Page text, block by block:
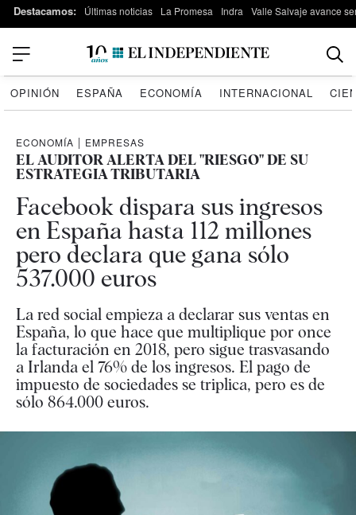
Destacamos: Últimas noticias La Promesa Indra Valle Salvaje avance
OPINIÓN ESPAÑA ECONOMÍA INTERNACIONAL
ECONOMÍA | EMPRESAS
EL AUDITOR ALERTA DEL "RIESGO" DE SU
ESTRATEGIA TRIBUTARIA
Facebook dispara sus ingresos
en España hasta 112 millones
pero declara que gana sólo
537.000 euros
La red social empieza a declarar sus ventas en
España, lo que hace que multiplique por once
la facturación en 2018, pero sigue trasvasando
a Irlanda el 76% de los ingresos. El pago de
impuesto de sociedades se triplica, pero es de
sólo 864.000 euros.